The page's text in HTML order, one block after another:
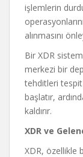
işlemlerin
alınmasını
Bir XDR
merkezi bir
tehditleri
başlatır,
kaldırır.
XDR ve
XDR, özellikle